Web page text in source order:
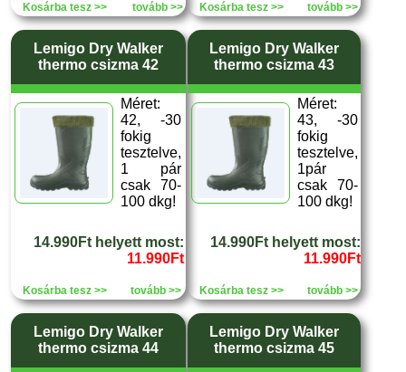
Kosárba tesz >> tovább >> Kosárba tesz >> tovább >>
Lemigo Dry Walker
thermo csizma 42
Méret:
42, -30
fokig
tesztelve,
1 pár
csak 70-
100 dkg!
14.990Ft helyett most:
11.990Ft
Kosárba tesz >> tovább >>
Lemigo Dry Walker
thermo csizma 43
Méret:
43, -30
fokig
tesztelve,
1pár
csak 70-
100 dkg!
14.990Ft helyett most:
11.990Ft
Kosárba tesz >> tovább >>
Lemigo Dry Walker
thermo csizma 44
Lemigo Dry Walker
thermo csizma 45